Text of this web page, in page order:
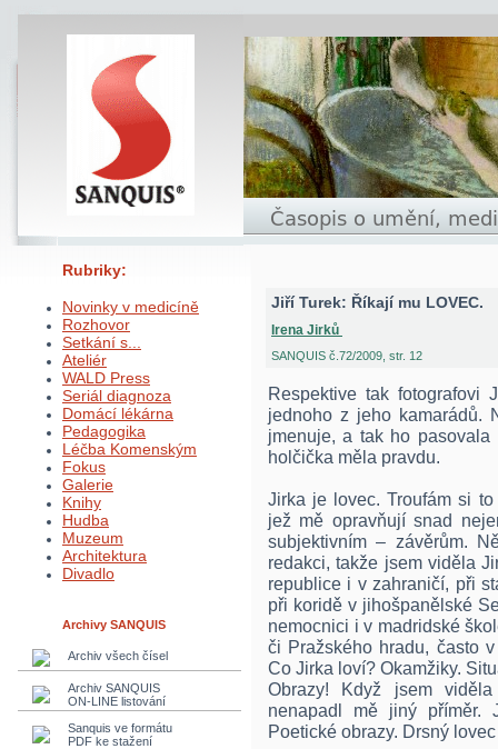
Rubriky:
Novinky v medicíně
Rozhovor
Setkání s...
Ateliér
WALD Press
Seriál diagnoza
Domácí lékárna
Pedagogika
Léčba Komenským
Fokus
Galerie
Knihy
Hudba
Muzeum
Architektura
Divadlo
Archivy SANQUIS
Archiv všech čísel
Archiv SANQUIS
ON-LINE listování
Sanquis ve formátu
PDF ke stažení
Jiří Turek: Říkají mu LOVEC.
Irena Jirků
SANQUIS č.72/2009, str. 12
Respektive tak fotografovi
jednoho z jeho kamarádů.
jmenuje, a tak ho
holčička měla pravdu.
Jirka je lovec. Troufám si
jež mě opravňují snad
subjektivním – závěrům.
redakci, takže jsem viděla
republice i v zahraničí, při
při koridě v jihošpanělské
nemocnici i v madridské
či Pražského hradu, často
Co Jirka loví? Okamžiky.
Obrazy! Když jsem
nenapadl mě jiný příměr.
Poetické obrazy. Drsný